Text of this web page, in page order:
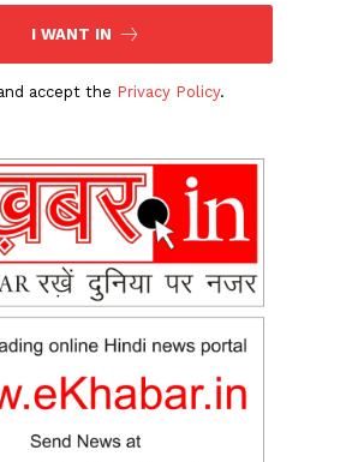
I WANT IN
accept the Privacy Policy.